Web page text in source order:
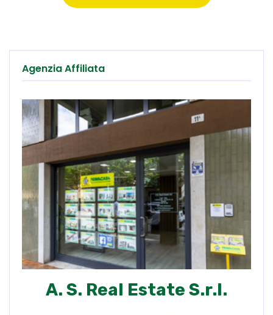
Agenzia Affiliata
A. S. Real Estate S.r.l.